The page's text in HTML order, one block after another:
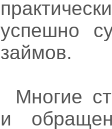
успешно
займов.
Многие
и